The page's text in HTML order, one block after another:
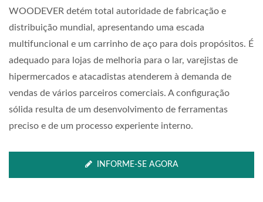
WOODEVER detém total autoridade de fabricação e
distribuição mundial, apresentando uma escada
multifuncional e um carrinho de aço para dois propósitos. É
adequado para lojas de melhoria para o lar, varejistas de
hipermercados e atacadistas atenderem à demanda de
vendas de vários parceiros comerciais. A configuração
sólida resulta de um desenvolvimento de ferramentas
preciso e de um processo experiente interno.
INFORME-SE AGORA